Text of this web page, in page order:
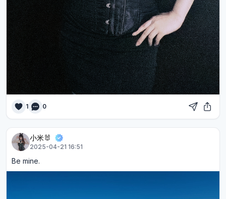
1 0
小米🐰
2025-04-21 16:51
Be mine.